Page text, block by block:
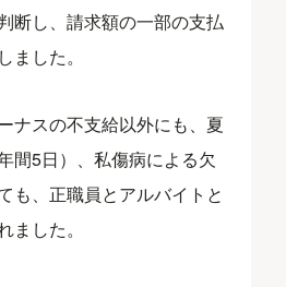
断し、請求額の一部の支払
ました。
ナスの不支給以外にも、夏
間5日）、私傷病による欠
も、正職員とアルバイトと
ました。